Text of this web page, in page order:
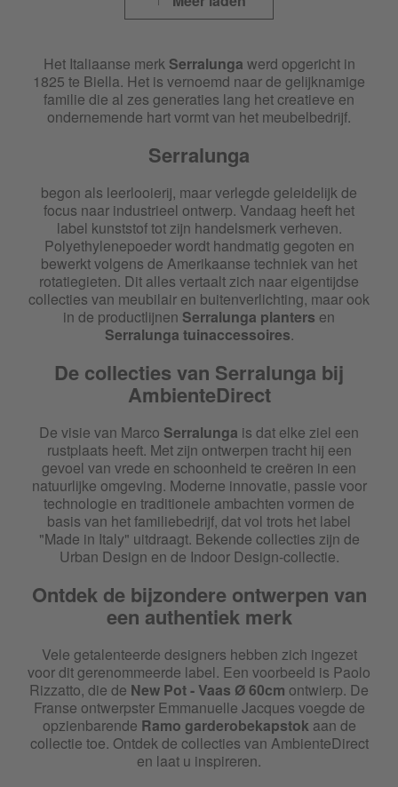
Het Italiaanse merk Serralunga werd opgericht in
1825 te Biella. Het is vernoemd naar de gelijknamige
familie die al zes generaties lang het creatieve en
ondernemende hart vormt van het meubelbedrijf.
Serralunga
begon als leerlooierij, maar verlegde geleidelijk de
focus naar industrieel ontwerp. Vandaag heeft het
label kunststof tot zijn handelsmerk verheven.
Polyethylenepoeder wordt handmatig gegoten en
bewerkt volgens de Amerikaanse techniek van het
rotatiegieten. Dit alles vertaalt zich naar eigentijdse
collecties van meubilair en buitenverlichting, maar ook
in de productlijnen Serralunga planters en
Serralunga tuinaccessoires.
De collecties van Serralunga bij
AmbienteDirect
De visie van Marco Serralunga is dat elke ziel een
rustplaats heeft. Met zijn ontwerpen tracht hij een
gevoel van vrede en schoonheid te creëren in een
natuurlijke omgeving. Moderne innovatie, passie voor
technologie en traditionele ambachten vormen de
basis van het familiebedrijf, dat vol trots het label
"Made in Italy" uitdraagt. Bekende collecties zijn de
Urban Design en de Indoor Design-collectie.
Ontdek de bijzondere ontwerpen van
een authentiek merk
Vele getalenteerde designers hebben zich ingezet
voor dit gerenommeerde label. Een voorbeeld is Paolo
Rizzatto, die de New Pot - Vaas Ø 60cm ontwierp. De
Franse ontwerpster Emmanuelle Jacques voegde de
opzienbarende Ramo garderobekapstokaan de
collectie toe. Ontdek de collecties van AmbienteDirect
en laat u inspireren.